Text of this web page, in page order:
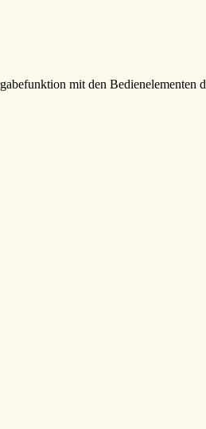
mit den Bedienelementen